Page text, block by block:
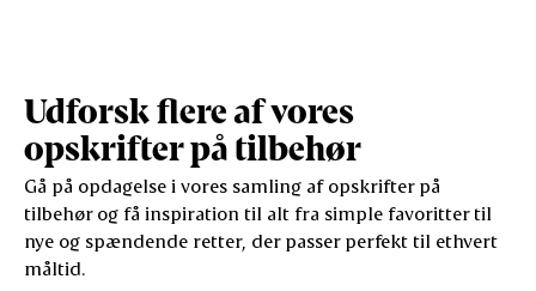
Udforsk flere af vores
opskrifter på tilbehør
Gå på opdagelse i vores samling af opskrifter på
tilbehør og få inspiration til alt fra simple favoritter til
nye og spændende retter, der passer perfekt til ethvert
måltid.